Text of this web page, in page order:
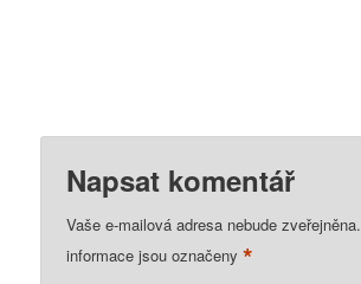
Napsat komentář
Vaše e-mailová adresa nebude zveřejněna.
informace jsou označeny*